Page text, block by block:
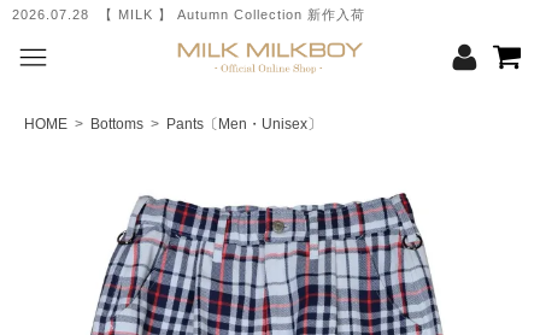
2026.07.28 【 MILK 】 Autumn Collection 新作入荷
HOME > Bottoms > Pants〔Men・Unisex〕